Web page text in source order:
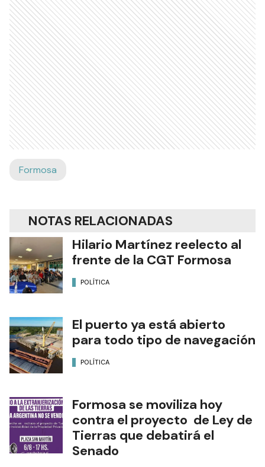
Formosa
NOTAS RELACIONADAS
Hilario Martínez reelecto al
frente de la CGT Formosa
POLÍTICA
El puerto ya está abierto
para todo tipo de navegación
POLÍTICA
Formosa se moviliza hoy
contra el proyecto de Ley de
Tierras que debatirá el
Senado